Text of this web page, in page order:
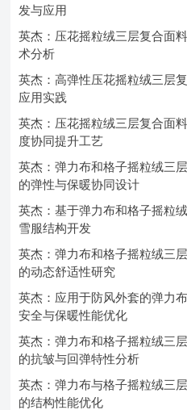
发与应用
英杰：压花摇粒绒三层复合面
术分析
英杰：高弹性压花摇粒绒三层
应用实践
英杰：压花摇粒绒三层复合面
度协同提升工艺
英杰：弹力布和格子摇粒绒三
的弹性与保暖协同设计
英杰：基于弹力布和格子摇粒
雪服结构开发
英杰：弹力布和格子摇粒绒三
的动态舒适性研究
英杰：应用于防风外套的弹力
安全与保暖性能优化
英杰：弹力布和格子摇粒绒三
的抗皱与回弹特性分析
英杰：弹力布与格子摇粒绒三
的结构性能优化